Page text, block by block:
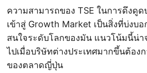
ความสามารถของ TSE ในการดึงดูด
เข้าสู่ Growth Market เป็นสิ่งที่บ่งบ
สนใจระดับโลกของมัน แนวโน้มนี้น่า
ไปเมื่อบริษัทต่างประเทศมากขึ้นต้อง
ของตลาดญี่ปุ่น